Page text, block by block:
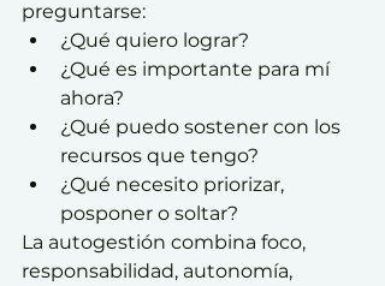
preguntarse:
¿Qué quiero lograr?
¿Qué es importante para mí
ahora?
¿Qué puedo sostener con los
recursos que tengo?
¿Qué necesito priorizar,
posponer o soltar?
La autogestión combina foco,
responsabilidad, autonomía,